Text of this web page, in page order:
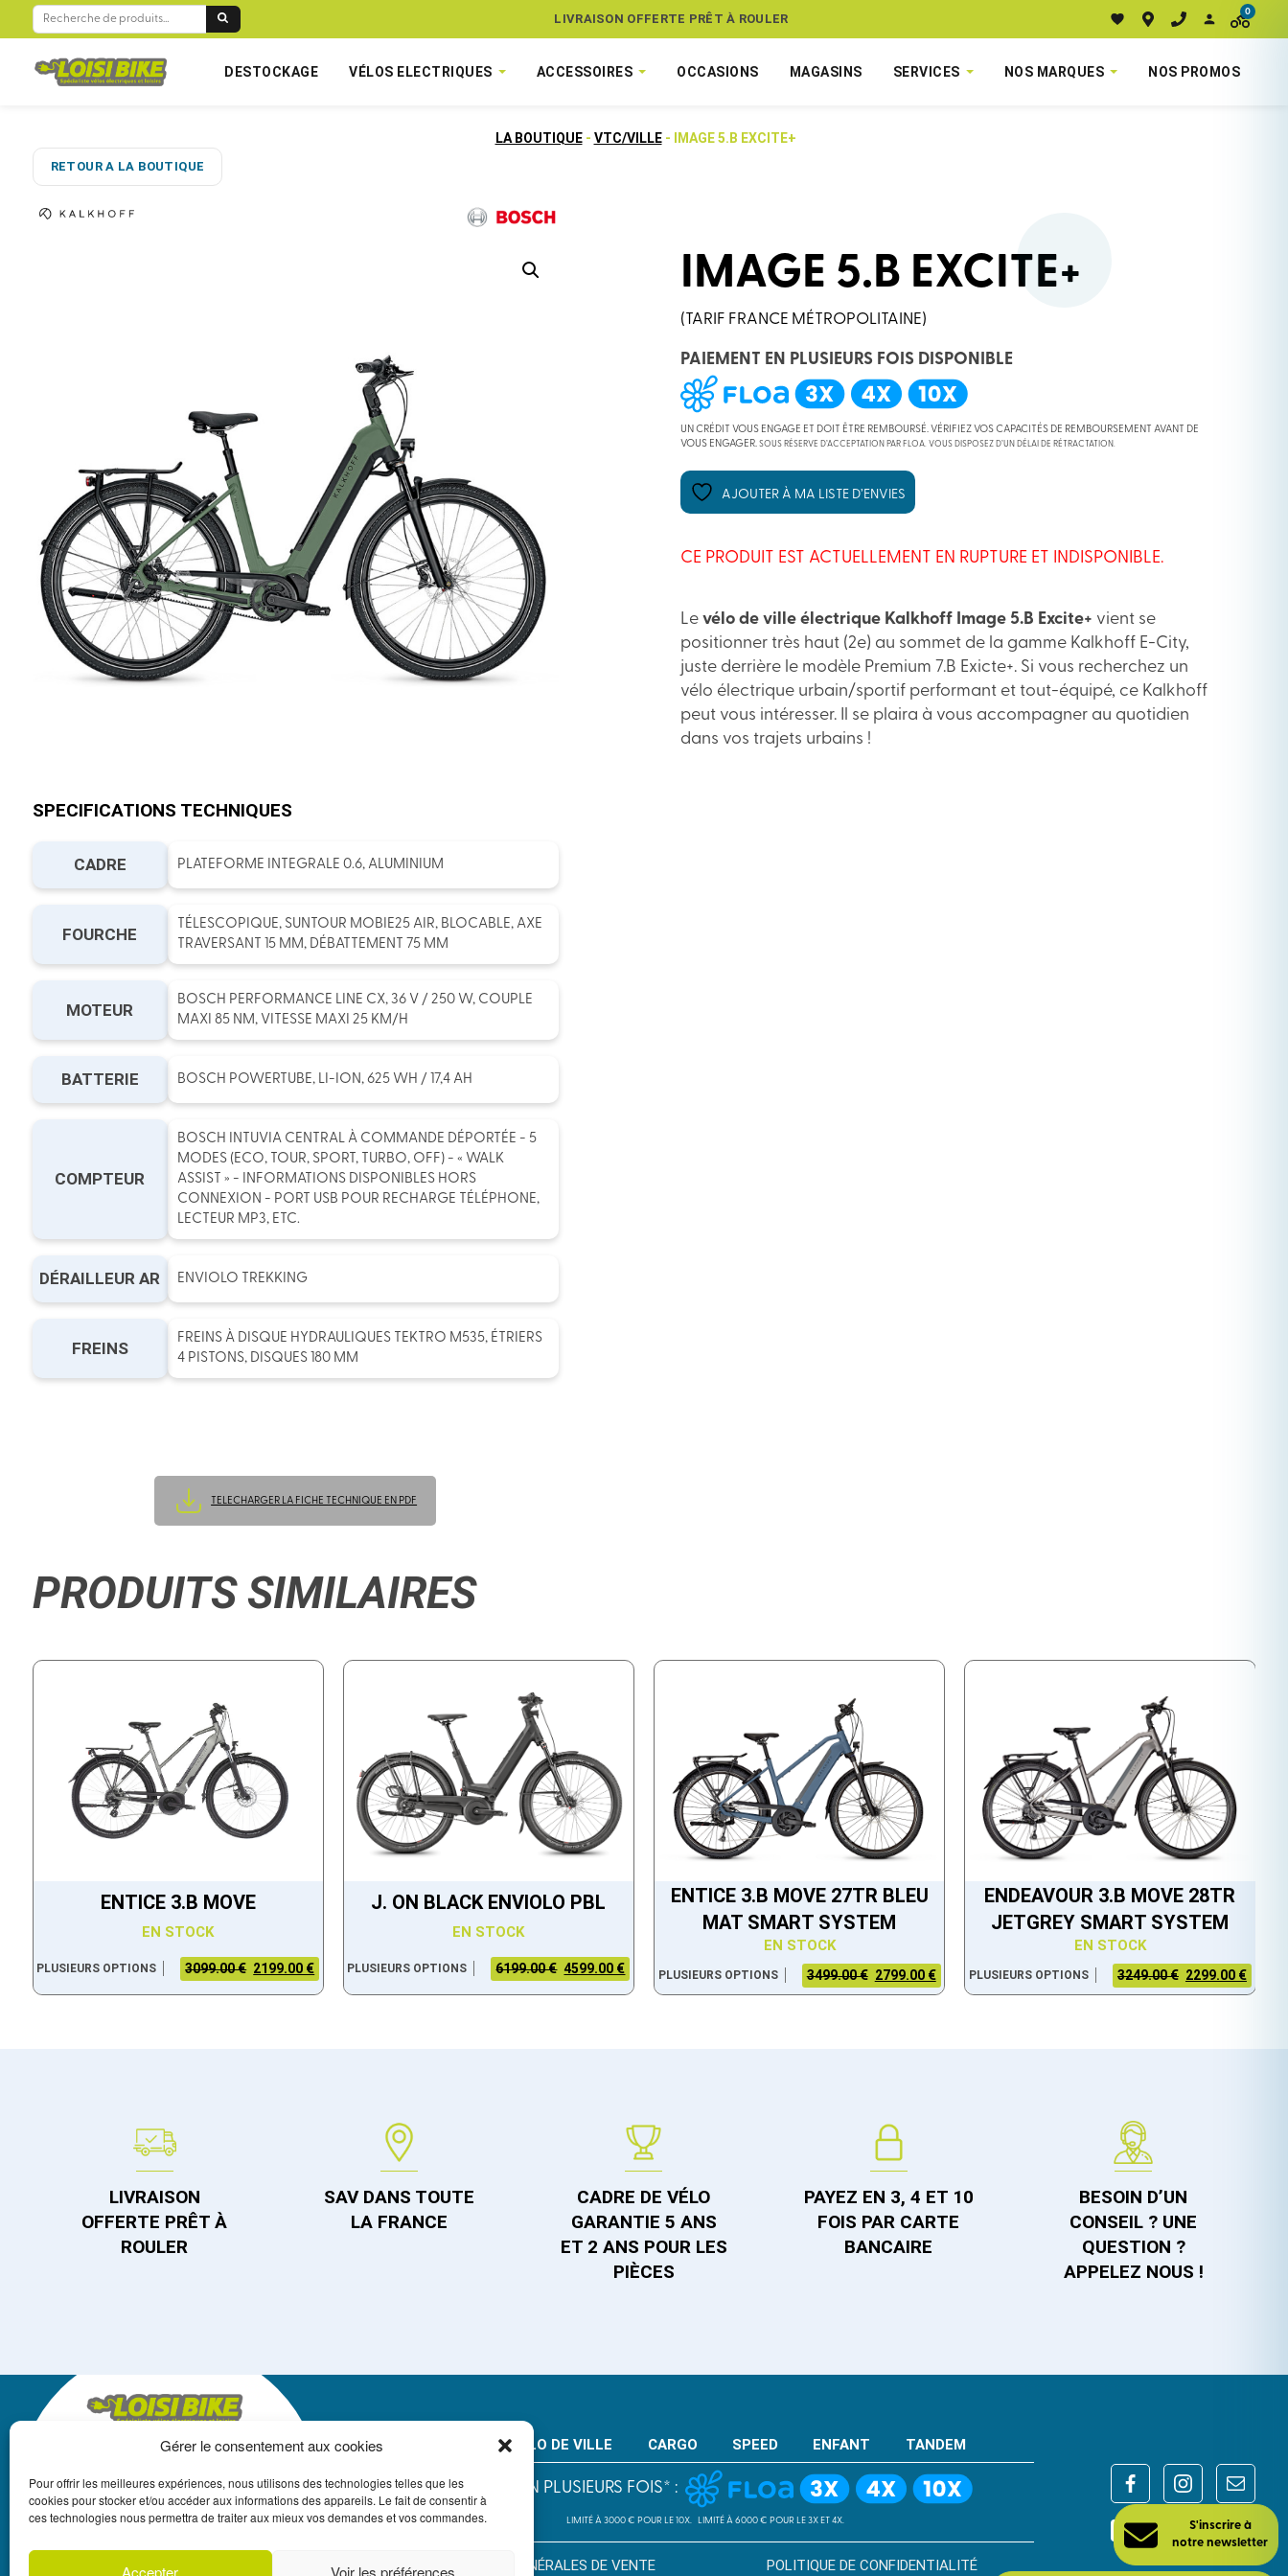
Gérer le consentement aux cookies
Pour offrir les meilleures expériences, nous utilisons des technologies telles que les
cookies pour stocker et/ou accéder aux informations des appareils. Le fait de consentir à
ces technologies nous permettra de traiter aux mieux vos demandes et vos commandes.
Accepter Voir les préférences
RECHERCHE
LIVRAISON OFFERTE PRÊT À ROULER
ASSUREZ VOTRE VÉLO CONTRE LE VOL 0
DESTOCKAGE VÉLOS ELECTRIQUES ACCESSOIRES OCCASIONS MAGASINS SERVICES NOS MARQUES NOS PROMOS
LA BOUTIQUE - VTC/VILLE - IMAGE 5.B EXCITE+
RETOUR A LA BOUTIQUE
SPECIFICATIONS TECHNIQUES
CADRE PLATEFORME INTEGRALE 0.6, ALUMINIUM
FOURCHE
TÉLESCOPIQUE, SUNTOUR MOBIE25 AIR, BLOCABLE, AXE
TRAVERSANT 15 MM, DÉBATTEMENT 75 MM
MOTEUR
BOSCH PERFORMANCE LINE CX, 36 V / 250 W, COUPLE
MAXI 85 NM, VITESSE MAXI 25 KM/H
BATTERIE BOSCH POWERTUBE, LI-ION, 625 WH / 17,4 AH
COMPTEUR
BOSCH INTUVIA CENTRAL À COMMANDE DÉPORTÉE - 5
MODES (ECO, TOUR, SPORT, TURBO, OFF) - « WALK
ASSIST » - INFORMATIONS DISPONIBLES HORS
CONNEXION - PORT USB POUR RECHARGE TÉLÉPHONE,
LECTEUR MP3, ETC.
DÉRAILLEUR AR ENVIOLO TREKKING
FREINS
FREINS À DISQUE HYDRAULIQUES TEKTRO M535, ÉTRIERS
4 PISTONS, DISQUES 180 MM
TELECHARGER LA FICHE TECHNIQUE EN PDF
IMAGE 5.B EXCITE+
(TARIF FRANCE MÉTROPOLITAINE)
PAIEMENT EN PLUSIEURS FOIS DISPONIBLE
UN CRÉDIT VOUS ENGAGE ET DOIT ÊTRE REMBOURSÉ. VÉRIFIEZ VOS CAPACITÉS DE REMBOURSEMENT AVANT DE
VOUS ENGAGER.SOUS RÉSERVE D’ACCEPTATION PAR FLOA. VOUS DISPOSEZ D’UN DÉLAI DE RÉTRACTATION.
AJOUTER À MA LISTE D’ENVIES
CE PRODUIT EST ACTUELLEMENT EN RUPTURE ET INDISPONIBLE.
Levélo de ville électrique Kalkhoff Image 5.B Excite+ vient se
positionner très haut (2e) au sommet de la gamme Kalkhoff E-City,
juste derrière le modèle Premium 7.B Exicte+. Si vous recherchez un
vélo électrique urbain/sportif performant et tout-équipé, ce Kalkhoff
peut vous intéresser. Il se plaira à vous accompagner au quotidien
dans vos trajets urbains !
PRODUITS SIMILAIRES
ENTICE 3.B MOVE
EN STOCK
PLUSIEURS OPTIONS 3099.00 € 2199.00 €
J. ON BLACK ENVIOLO PBL
EN STOCK
PLUSIEURS OPTIONS 6199.00 € 4599.00 €
ENTICE 3.B MOVE 27TR BLEU
MAT SMART SYSTEM
EN STOCK
PLUSIEURS OPTIONS 3499.00 € 2799.00 €
ENDEAVOUR 3.B MOVE 28TR
JETGREY SMART SYSTEM
EN STOCK
PLUSIEURS OPTIONS 3249.00 € 2299.00 €
LIVRAISON
OFFERTE PRÊT À
ROULER
SAV DANS TOUTE
LA FRANCE
CADRE DE VÉLO
GARANTIE 5 ANS
ET 2 ANS POUR LES
PIÈCES
PAYEZ EN 3, 4 ET 10
FOIS PAR CARTE
BANCAIRE
BESOIN D’UN
CONSEIL ? UNE
QUESTION ?
APPELEZ NOUS !
S'inscrire à
notre newsletter
LOISIBIKE
+33 3 87 18 13 22
CONTACT@LOISIBIKE.FR
VTT VELO DE VILLE
PAIEMENT EN PLUSIEURS FOIS* :
LIMITÉ À 3000 € POUR LE 10X. LIMITÉ À 6000 € POUR LE 3X ET 4X.
CONDITION GÉNÉRALES DE VENTE POLITIQUE DE CONFIDENTIALITÉ